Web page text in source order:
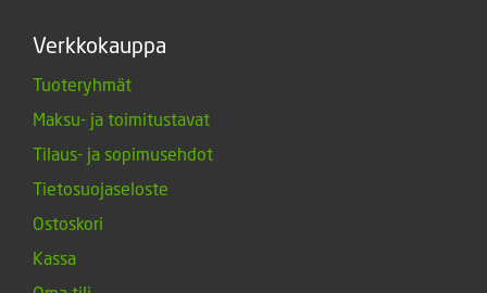
Verkkokauppa
Tuoteryhmät
Maksu- ja toimitustavat
Tilaus- ja sopimusehdot
Tietosuojaseloste
Ostoskori
Kassa